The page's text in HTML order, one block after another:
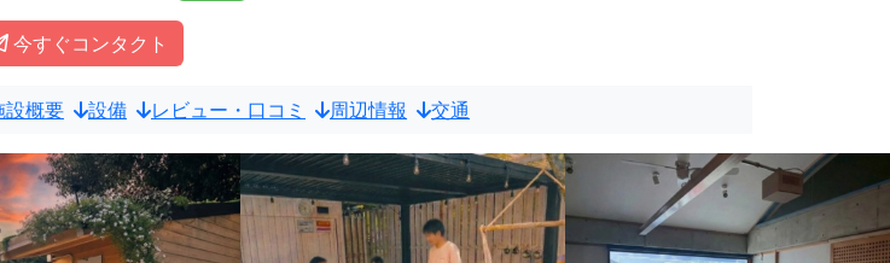
今すぐコンタクト
設概要 設備 レビュー・口コミ 周辺情報 交通